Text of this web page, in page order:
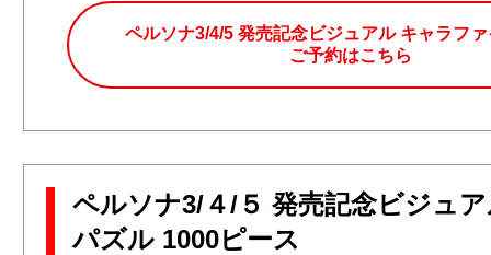
ペルソナ3/4/5 発売記念ビジュアル キャラフ
ご予約はこちら
ペルソナ3/４/５ 発売記念ビジュ
パズル 1000ピース